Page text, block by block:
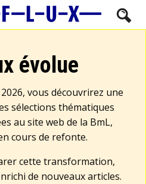
évolue
vous découvrirez une
sélections thématiques
au site web de la BmL,
cours de refonte.
cette transformation,
de nouveaux articles.